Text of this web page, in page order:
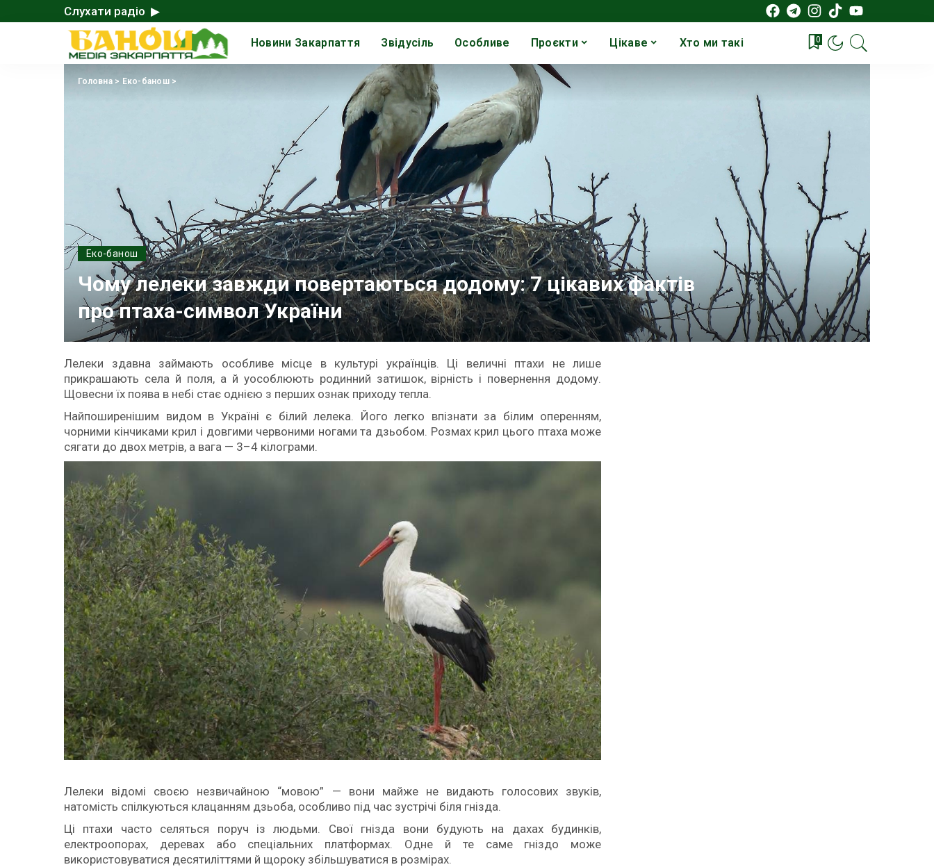
Слухати радіо ▶
Новини Закарпаття Звідусіль Особливе Проєкти Цікаве Хто ми такі 0
Головна> Еко-банош>
Еко-банош
Чому лелеки завжди повертаються додому: 7 цікавих фактів
про птаха-символ України
Лелеки здавна займають особливе місце в культурі українців. Ці величні птахи не лише
прикрашають села й поля, а й уособлюють родинний затишок, вірність і повернення додому.
Щовесни їх поява в небі стає однією з перших ознак приходу тепла.
Найпоширенішим видом в Україні є білий лелека. Його легко впізнати за білим оперенням,
чорними кінчиками крил і довгими червоними ногами та дзьобом. Розмах крил цього птаха може
сягати до двох метрів, а вага — 3–4 кілограми.
Лелеки відомі своєю незвичайною “мовою” — вони майже не видають голосових звуків,
натомість спілкуються клацанням дзьоба, особливо під час зустрічі біля гнізда.
Ці птахи часто селяться поруч із людьми. Свої гнізда вони будують на дахах будинків,
електроопорах, деревах або спеціальних платформах. Одне й те саме гніздо може
використовуватися десятиліттями й щороку збільшуватися в розмірах.